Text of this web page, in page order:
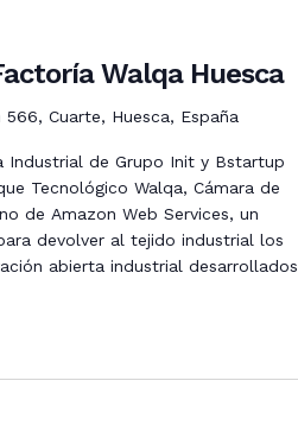
Walqa Huesca
Cuarte, Huesca, España
Industrial de Grupo Init y Bstartup
Tecnológico Walqa, Cámara de
de Amazon Web Services, un
devolver al tejido industrial los
abierta industrial desarrollados